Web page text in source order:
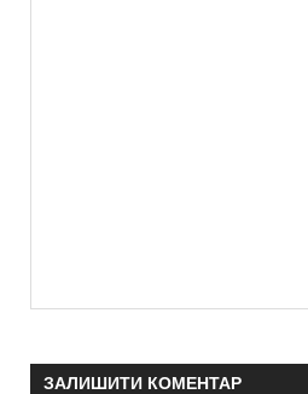
ЗАЛИШИТИ КОМЕНТАР